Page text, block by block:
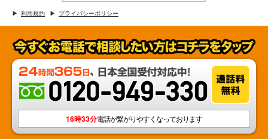
利用規約 プライバシーポリシー
16時33分電話が繋がりやすくなっております